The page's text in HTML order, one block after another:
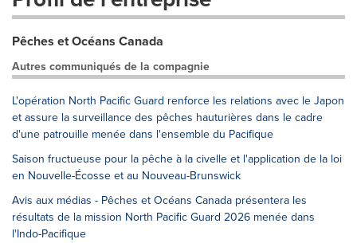
Pêches et Océans Canada
Autres communiqués de la compagnie
L'opération North Pacific Guard renforce les relations avec le Japon
et assure la surveillance des pêches hauturières dans le cadre
d'une patrouille menée dans l'ensemble du Pacifique
Saison fructueuse pour la pêche à la civelle et l'application de la loi
en Nouvelle-Écosse et au Nouveau-Brunswick
Avis aux médias - Pêches et Océans Canada présentera les
résultats de la mission North Pacific Guard 2026 menée dans
l'Indo-Pacifique